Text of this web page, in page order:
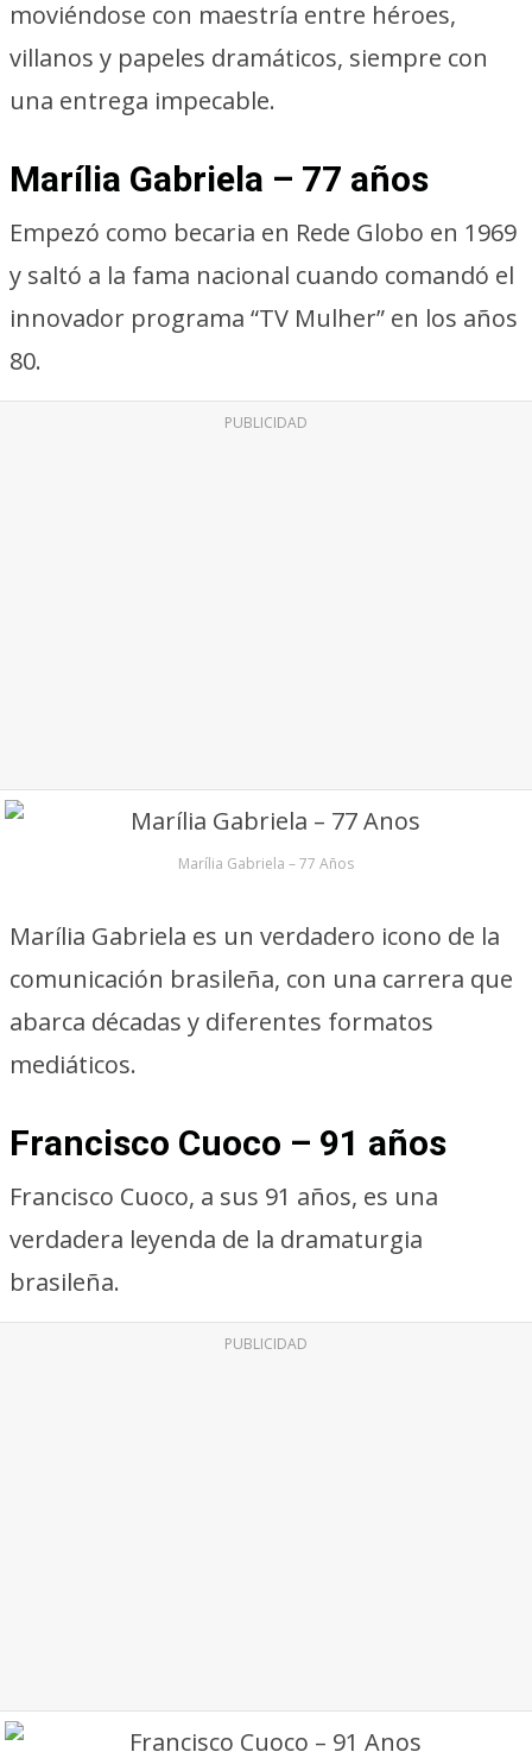
moviéndose con maestría entre héroes,
villanos y papeles dramáticos, siempre con
una entrega impecable.
Marília Gabriela – 77 años
Empezó como becaria en Rede Globo en 1969
y saltó a la fama nacional cuando comandó el
innovador programa “TV Mulher” en los años
80.
PUBLICIDAD
Marília Gabriela – 77 Años
Marília Gabriela es un verdadero icono de la
comunicación brasileña, con una carrera que
abarca décadas y diferentes formatos
mediáticos.
Francisco Cuoco – 91 años
Francisco Cuoco, a sus 91 años, es una
verdadera leyenda de la dramaturgia
brasileña.
PUBLICIDAD